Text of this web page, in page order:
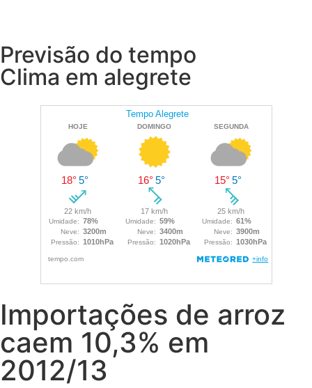
Previsão do tempo
Clima em alegrete
Importações de arroz
caem 10,3% em
2012/13